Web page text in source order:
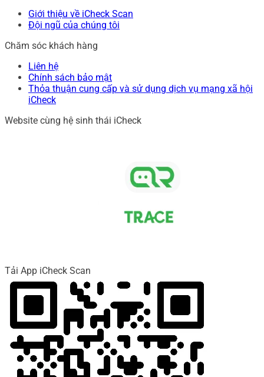
Giới thiệu về iCheck Scan
Đội ngũ của chúng tôi
Chăm sóc khách hàng
Liên hệ
Chính sách bảo mật
Thỏa thuận cung cấp và sử dụng dịch vụ mạng xã hội
iCheck
Website cùng hệ sinh thái iCheck
Tải App iCheck Scan